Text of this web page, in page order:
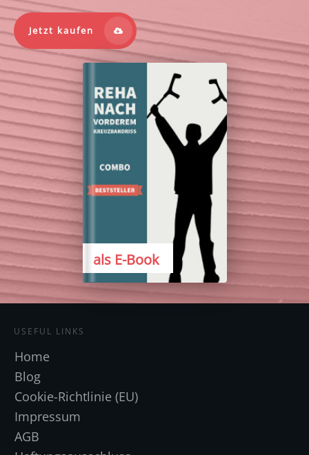
Jetzt kaufen
als E-Book
USEFUL LINKS
Home
Blog
Cookie-Richtlinie (EU)
Impressum
AGB